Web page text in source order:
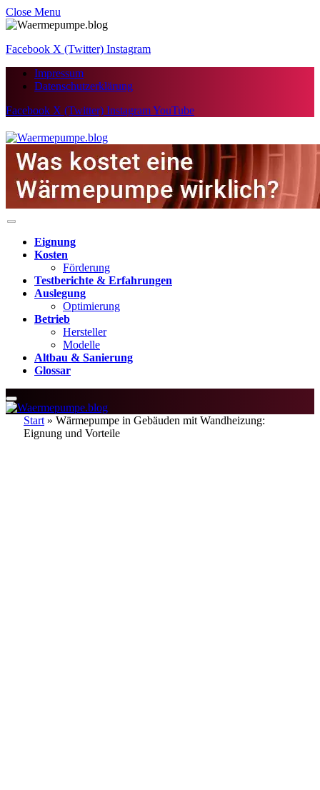
Close Menu
Facebook X (Twitter) Instagram
Impressum
Datenschutzerklärung
Facebook X (Twitter) InstagramYouTube
Eignung
Kosten
Förderung
Testberichte & Erfahrungen
Auslegung
Optimierung
Betrieb
Hersteller
Modelle
Altbau & Sanierung
Glossar
Start » Wärmepumpe in Gebäuden mit Wandheizung:
Eignung und Vorteile